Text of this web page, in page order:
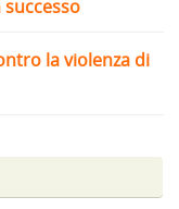
la violenza di